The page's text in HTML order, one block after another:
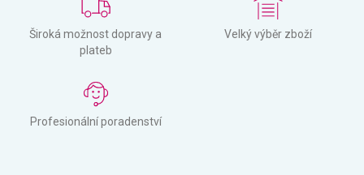
Široká možnost dopravy a
plateb
Velký výběr zboží
Profesionální poradenství